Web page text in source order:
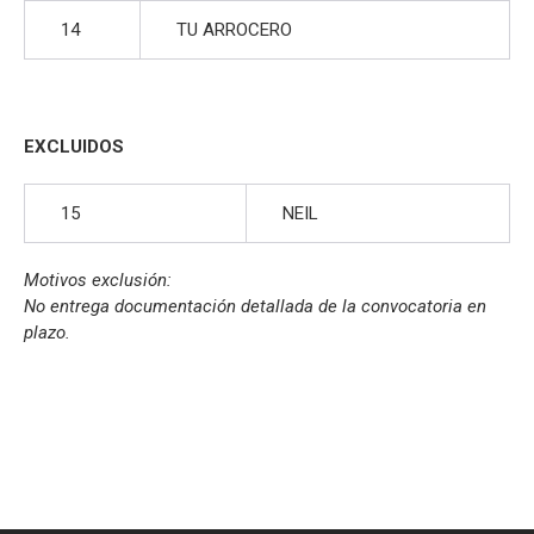
14 TU ARROCERO
EXCLUIDOS
15 NEIL
Motivos exclusión:
No entrega documentación detallada de la convocatoria en
plazo.